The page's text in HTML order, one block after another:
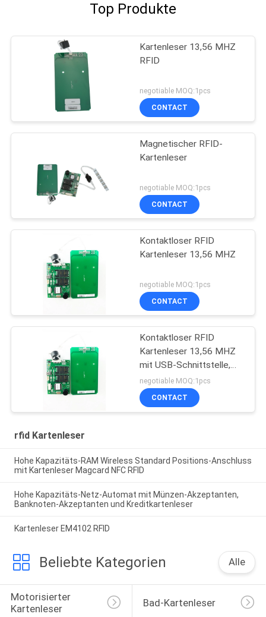
Top Produkte
Kartenleser 13,56 MHZ
RFID
negotiable MOQ:1pcs
CONTACT
Magnetischer RFID-
Kartenleser
negotiable MOQ:1pcs
CONTACT
Kontaktloser RFID
Kartenleser 13,56 MHZ
negotiable MOQ:1pcs
CONTACT
Kontaktloser RFID
Kartenleser 13,56 MHZ
mit USB-Schnittstelle,
IC-Kartenleser
negotiable MOQ:1pcs
CONTACT
rfid Kartenleser
Hohe Kapazitäts-RAM Wireless Standard Positions-Anschluss
mit Kartenleser Magcard NFC RFID
Hohe Kapazitäts-Netz-Automat mit Münzen-Akzeptanten,
Banknoten-Akzeptanten und Kreditkartenleser
Kartenleser EM4102 RFID
Beliebte Kategorien Alle
Motorisierter
Kartenleser
Bad-Kartenleser